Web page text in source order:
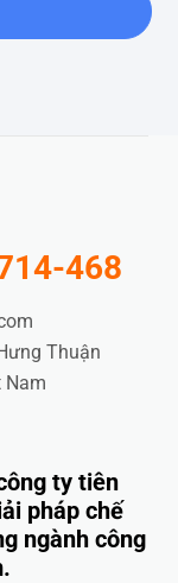
468
Thuận
Nam
ty tiên
pháp chế
ngành công